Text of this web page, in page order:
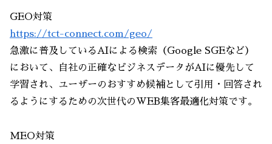
GEO対策
https://tct-connect.com/geo/
急激に普及しているAIによる検索（Google SGEなど）
において、自社の正確なビジネスデータがAIに優先して
学習され、ユーザーのおすすめ候補として引用・回答され
るようにするための次世代のWEB集客最適化対策です。
MEO対策